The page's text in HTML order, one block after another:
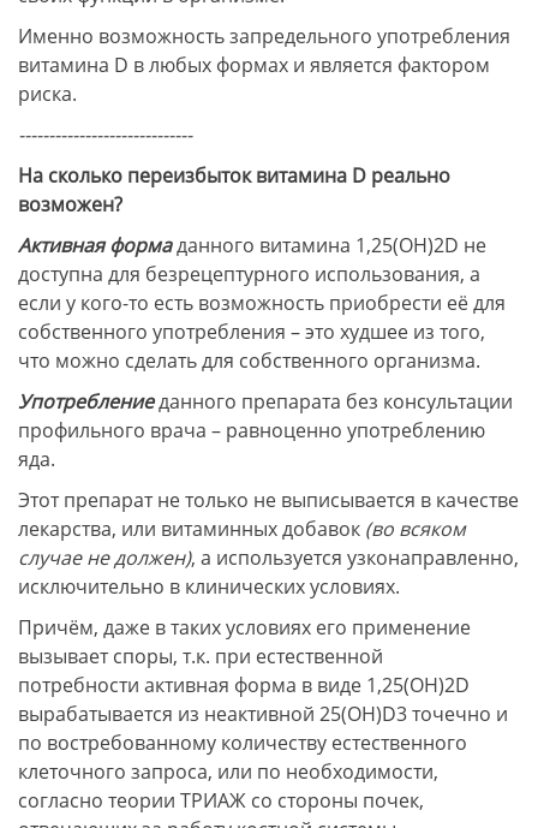
Именно возможность запредельного употребления
витамина D в любых формах и является фактором
риска.
-----------------------------
На сколько переизбыток витамина D реально
возможен?
Активная формаданного витамина 1,25(ОН)2D не
доступна для безрецептурного использования, а
если у кого-то есть возможность приобрести её для
собственного употребления – это худшее из того,
что можно сделать для собственного организма.
Употреблениеданного препарата без консультации
профильного врача – равноценно употреблению
яда.
Этот препарат не только не выписывается в качестве
лекарства, или витаминных добавок (во всяком
случае не должен), а используется узконаправленно,
исключительно в клинических условиях.
Причём, даже в таких условиях его применение
вызывает споры, т.к. при естественной
потребности активная форма в виде 1,25(ОН)2D
вырабатывается из неактивной 25(ОН)D3 точечно и
по востребованному количеству естественного
клеточного запроса, или по необходимости,
согласно теории ТРИАЖ со стороны почек,